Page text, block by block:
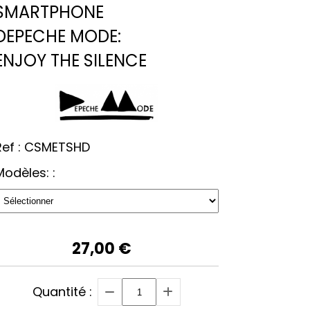
MODE:
THE SILENCE
: CSMETSHD
:
27,00 €
Quantité :